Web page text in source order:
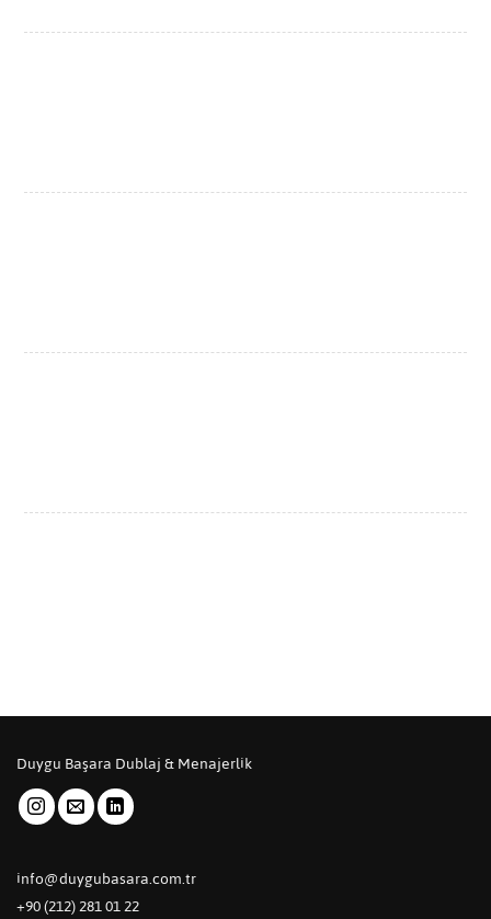
Duygu Başara Dublaj & Menajerlik
info@duygubasara.com.tr
+90 (212) 281 01 22